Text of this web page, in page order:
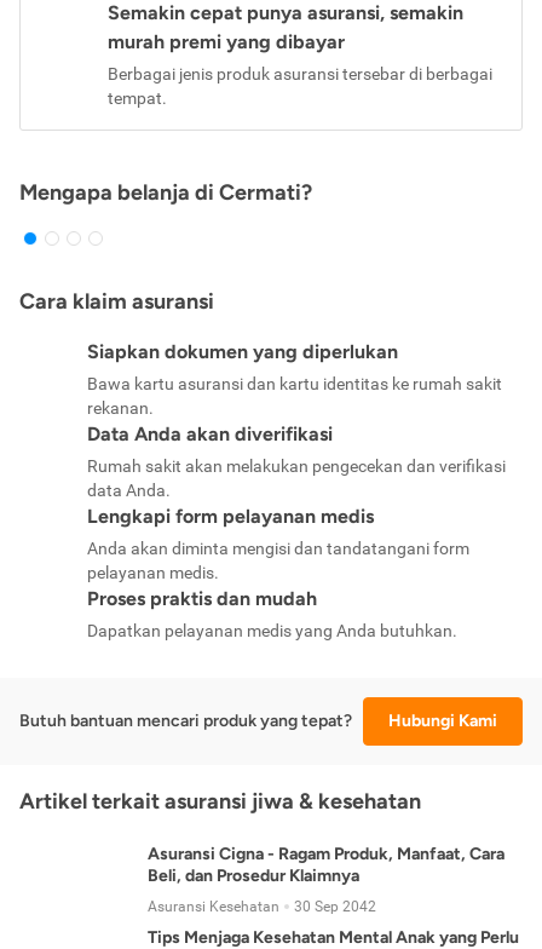
Semakin cepat punya asuransi, semakin
murah premi yang dibayar
Berbagai jenis produk asuransi tersebar di berbagai
tempat.
Mengapa belanja di Cermati?
Cara klaim asuransi
Siapkan dokumen yang diperlukan
Bawa kartu asuransi dan kartu identitas ke rumah sakit
rekanan.
Data Anda akan diverifikasi
Rumah sakit akan melakukan pengecekan dan verifikasi
data Anda.
Lengkapi form pelayanan medis
Anda akan diminta mengisi dan tandatangani form
pelayanan medis.
Proses praktis dan mudah
Dapatkan pelayanan medis yang Anda butuhkan.
Butuh bantuan mencari produk yang tepat? Hubungi Kami
Artikel terkait asuransi jiwa & kesehatan
Asuransi Cigna - Ragam Produk, Manfaat, Cara
Beli, dan Prosedur Klaimnya
Asuransi Kesehatan 30 Sep 2042
Tips Menjaga Kesehatan Mental Anak yang Perlu